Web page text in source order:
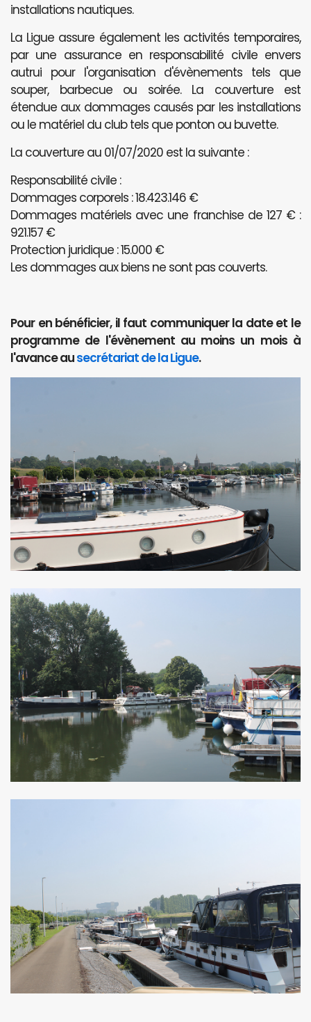
installations nautiques.
La Ligue assure également les activités temporaires,
par une assurance en responsabilité civile envers
autrui pour l'organisation d'évènements tels que
souper, barbecue ou soirée. La couverture est
étendue aux dommages causés par les installations
ou le matériel du club tels que ponton ou buvette.
La couverture au 01/07/2020 est la suivante :
Responsabilité civile :
Dommages corporels : 18.423.146 €
Dommages matériels avec une franchise de 127 € :
921.157 €
Protection juridique : 15.000 €
Les dommages aux biens ne sont pas couverts.
Pour en bénéficier, il faut communiquer la date et le
programme de l'évènement au moins un mois à
l'avance ausecrétariat de la Ligue.